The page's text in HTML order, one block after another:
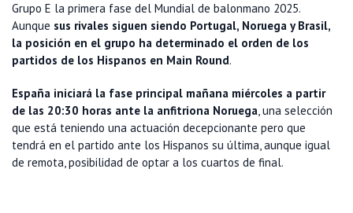
Grupo E la primera fase del Mundial de balonmano 2025.
Aunque sus rivales siguen siendo Portugal, Noruega y Brasil,
la posición en el grupo ha determinado el orden de los
partidos de los Hispanos en Main Round.
España iniciará la fase principal mañana miércoles a partir
de las 20:30 horas ante la anfitriona Noruega, una selección
que está teniendo una actuación decepcionante pero que
tendrá en el partido ante los Hispanos su última, aunque igual
de remota, posibilidad de optar a los cuartos de final.